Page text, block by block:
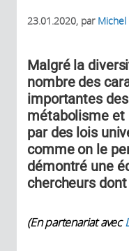
23.01.2020, par Michel
Malgré la
nombre des
importantes
métabolisme et
par des lois
comme on le
démontré une
chercheurs
(En partenariat avec